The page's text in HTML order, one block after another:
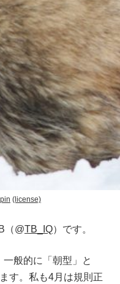
(license)
（@TB_IQ）です。
般的に「朝型」と
す。私も4月は規則正